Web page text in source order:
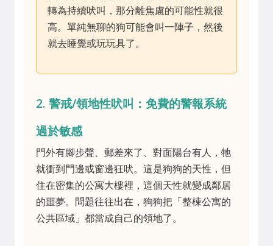
轉為持續吠叫，那分離焦慮的可能性就很
高。單純無聊的狗可能會叫一陣子，然後
就去睡覺或玩玩具了。
2. 警戒/領地性吠叫：免費的警報系統
過於敏感
門外有腳步聲、郵差來了、對面陽台有人，牠
就衝到門邊或窗邊狂吠。這是狗狗的天性，但
住在密集的公寓大樓裡，這個天性就變成鄰居
的噩夢。問題往往出在，狗狗把「整棟公寓的
公共區域」都當成自己的領地了。